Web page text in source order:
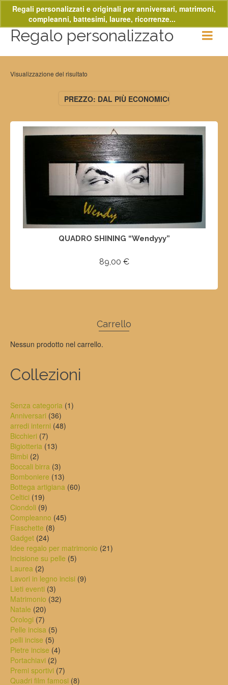
Regalo personalizzato
Visualizzazione del risultato
PREZZO: DAL PIÙ ECONOMICO
QUADRO SHINING “Wendyyy”
89,00 €
Carrello
Nessun prodotto nel carrello.
Collezioni
Senza categoria 11
Anniversari 3636
prodotti
arredi interni 4848
Bicchieri 77
prodotti
Bigiotteria 1313
Bimbi 22
prodotti
Boccali birra 33
prodotti
Bomboniere 1313
prodotti
Bottega artigiana 6060
Celtici 1919
prodotti
Ciondoli 99
prodotti
Compleanno 4545
Fiaschette 88
Gadget 2424
prodotti
Idee regalo per matrimonio 2121
Incisione su pelle 55
Laurea 22
prodotti
Lavori in legno incisi 99
Lieti eventi 33
prodotti
Matrimonio 3232
Natale 2020
prodotti
Orologi 77
prodotti
Pelle incisa 55
pelli incise 55
prodotti
Pietre incise 44
Portachiavi 22
prodotti
Premi sportivi 77
prodotti
Quadri film famosi 88
Regali personalizzati e originali per anniversari, matrimoni,
compleanni, battesimi, lauree, ricorrenze...